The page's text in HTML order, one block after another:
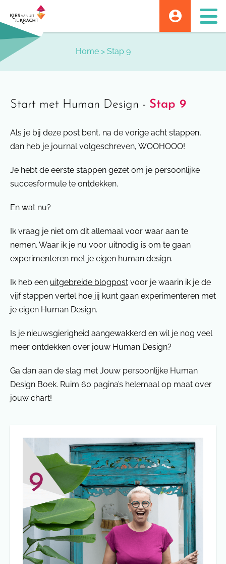
to
content
Home > Stap 9
Start met Human Design - Stap 9
Als je bij deze post bent, na de vorige acht stappen,
dan heb je journal volgeschreven, WOOHOOO!
Je hebt de eerste stappen gezet om je persoonlijke
succesformule te ontdekken.
En wat nu?
Ik vraag je niet om dit allemaal voor waar aan te
nemen. Waar ik je nu voor uitnodig is om te gaan
experimenteren met je eigen human design.
Ik heb een uitgebreide blogpost voor je waarin ik je de
vijf stappen vertel hoe jij kunt gaan experimenteren met
je eigen Human Design.
Is je nieuwsgierigheid aangewakkerd en wil je nog veel
meer ontdekken over jouw Human Design?
Ga dan aan de slag met Jouw persoonlijke Human
Design Boek. Ruim 60 pagina’s helemaal op maat over
jouw chart!